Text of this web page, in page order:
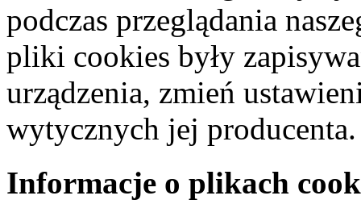
podczas przeglądania
pliki cookies były
urządzenia, zmień
wytycznych jej producenta.
Informacje o plikach